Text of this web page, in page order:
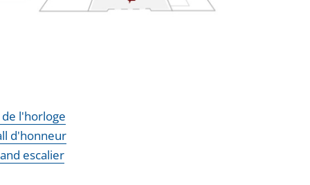
de l'horloge
d'honneur
escalier